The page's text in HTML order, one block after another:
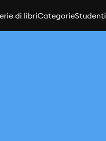
di libriCategorieStudenti